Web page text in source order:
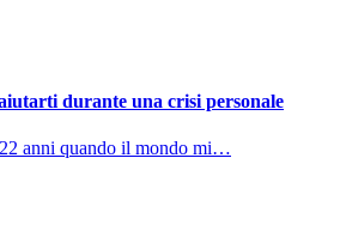
durante una crisi personale
anni quando il mondo mi…